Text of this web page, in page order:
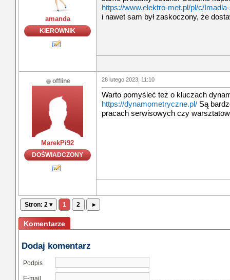
amanda
KIEROWNIK
https://www.elektro-met.pl/pl/c/
i nawet sam był zaskoczony, że
offline
MarekPi92
DOŚWIADCZONY
28 lutego 2023, 11:10
Warto pomyśleć też o kluczach
https://dynamometryczne.pl/ Są
pracach serwisowych czy
Stron: 2 ▾ 1 2 ▸
Komentarze
Dodaj komentarz
Podpis
E-mail